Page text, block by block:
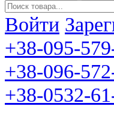
Войти
+38-095-
+38-096-
+38-0532-